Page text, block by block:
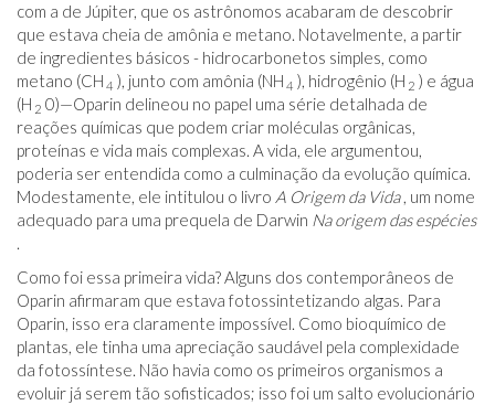
com a de Júpiter, que os astrônomos acabaram de descobrir
que estava cheia de amônia e metano. Notavelmente, a partir
de ingredientes básicos - hidrocarbonetos simples, como
metano (CH 4 ), junto com amônia (NH 4 ), hidrogênio (H 2 ) e água
(H 2 0)—Oparin delineou no papel uma série detalhada de
reações químicas que podem criar moléculas orgânicas,
proteínas e vida mais complexas. A vida, ele argumentou,
poderia ser entendida como a culminação da evolução química.
Modestamente, ele intitulou o livro A Origem da Vida, um nome
adequado para uma prequela de Darwin Na origem das espécies
.
Como foi essa primeira vida? Alguns dos contemporâneos de
Oparin afirmaram que estava fotossintetizando algas. Para
Oparin, isso era claramente impossível. Como bioquímico de
plantas, ele tinha uma apreciação saudável pela complexidade
da fotossíntese. Não havia como os primeiros organismos a
evoluir já serem tão sofisticados; isso foi um salto evolucionário